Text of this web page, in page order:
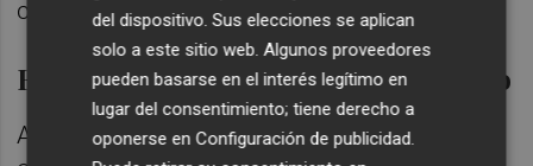
como
'bonos basura'.
En el 'Top 11' del ranking de Inverco
AsimismoRural Sostenible Moderado
del dispositivo. Sus elecciones se aplican
solo a este sitio web. Algunos proveedores
pueden basarse en el interés legítimo en
lugar del consentimiento; tiene derecho a
oponerse enConfiguración de publicidad